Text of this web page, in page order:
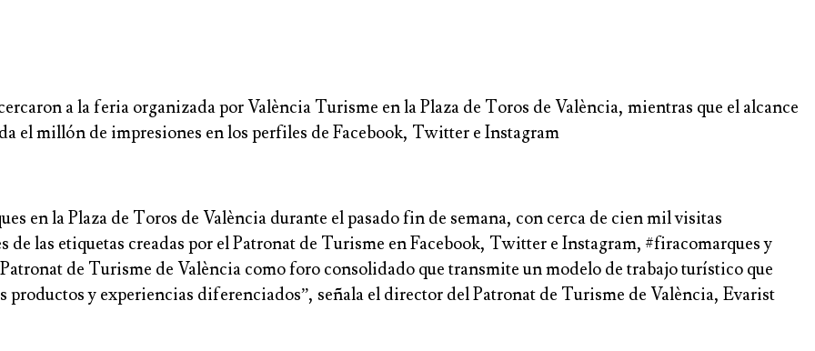
a la feria organizada por València Turisme en la Plaza de Toros de València, mientras que el alcance
el millón de impresiones en los perfiles de Facebook, Twitter e Instagram
en la Plaza de Toros de València durante el pasado fin de semana, con cerca de cien mil visitas
las etiquetas creadas por el Patronat de Turisme en Facebook, Twitter e Instagram, #firacomarques y
de Turisme de València como foro consolidado que transmite un modelo de trabajo turístico que
productos y experiencias diferenciados”, señala el director del Patronat de Turisme de València, Evarist